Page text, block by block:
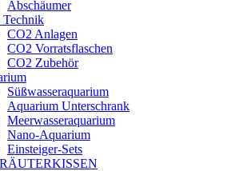
Abschäumer
Technik
CO2 Anlagen
CO2 Vorratsflaschen
CO2 Zubehör
Süßwasseraquarium
Aquarium Unterschrank
Meerwasseraquarium
Nano-Aquarium
Einsteiger-Sets